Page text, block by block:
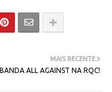
MAIS RECENTE
BANDA ALL AGAINST NA RQC!